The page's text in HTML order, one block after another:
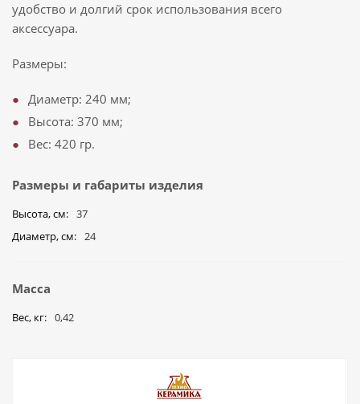
удобство и долгий срок использования всего
аксессуара.
Размеры:
Диаметр: 240 мм;
Высота: 370 мм;
Вес: 420 гр.
Размеры и габариты изделия
Высота, см
37
Диаметр, см
24
Масса
Вес, кг 0,42